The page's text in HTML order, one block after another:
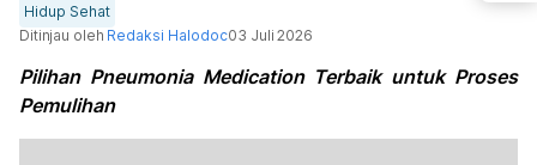
Hidup Sehat
Ditinjau oleh Redaksi Halodoc03 Juli 2026
Pilihan Pneumonia Medication Terbaik untuk Proses
Pemulihan